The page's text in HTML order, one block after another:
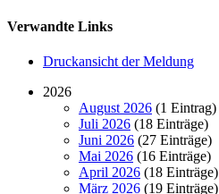
Verwandte Links
Druckansicht der Meldung
2026
August 2026 (1 Eintrag)
Juli 2026 (18 Einträge)
Juni 2026 (27 Einträge)
Mai 2026 (16 Einträge)
April 2026 (18 Einträge)
März 2026 (19 Einträge)